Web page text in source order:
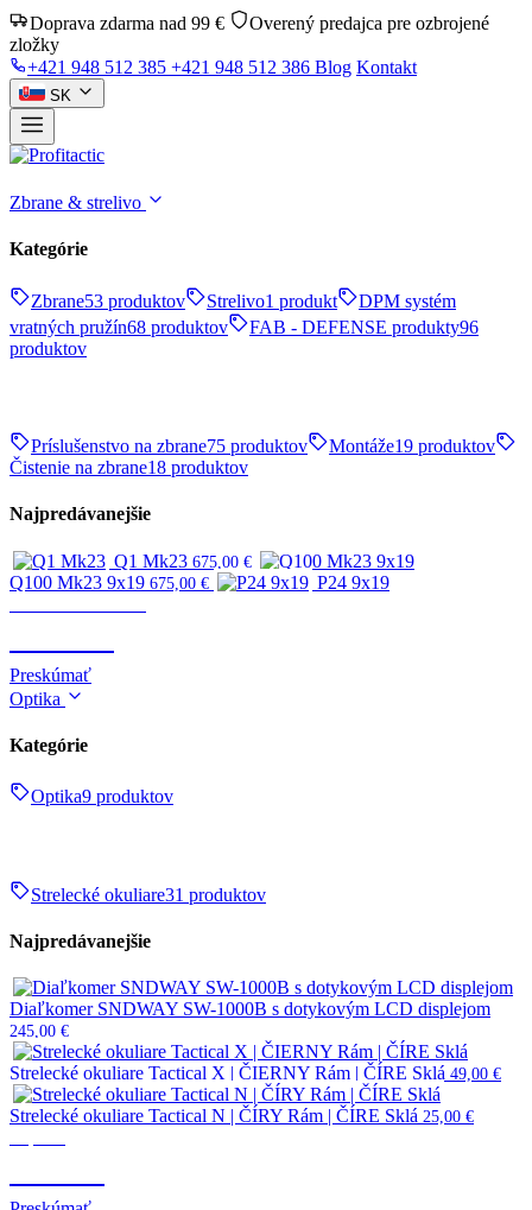
Doprava zdarma nad 99 €
Overený predajca pre ozbrojené
zložky
+421 948 512 385 +421 948 512 386 Blog Kontakt
SK
Zbrane & strelivo
Kategórie
Zbrane53 produktov Strelivo1 produkt
DPM systém
vratných pružín68 produktov FAB - DEFENSE produkty96
produktov
Príslušenstvo na zbrane75 produktov Montáže19 produktov
Čistenie na zbrane18 produktov
Najpredávanejšie
Q1 Mk23 675,00 €
Q100 Mk23 9x19 675,00 €
P24 9x19
Preskúmať
Optika
Kategórie
Optika9 produktov
Strelecké okuliare31 produktov
Najpredávanejšie
Diaľkomer SNDWAY SW-1000B s dotykovým LCD displejom
245,00 €
Strelecké okuliare Tactical X | ČIERNY Rám | ČÍRE Sklá 49,00 €
Strelecké okuliare Tactical N | ČÍRY Rám | ČÍRE Sklá 25,00 €